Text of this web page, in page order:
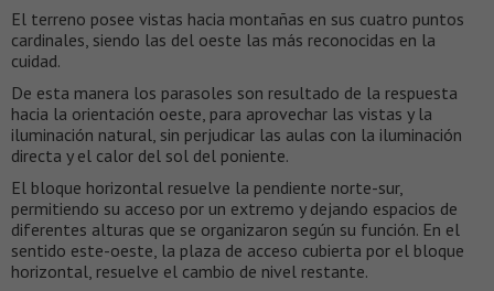
El terreno posee vistas hacia montañas en sus cuatro puntos
cardinales, siendo las del oeste las más reconocidas en la
cuidad.
De esta manera los parasoles son resultado de la respuesta
hacia la orientación oeste, para aprovechar las vistas y la
iluminación natural, sin perjudicar las aulas con la iluminación
directa y el calor del sol del poniente.
El bloque horizontal resuelve la pendiente norte-sur,
permitiendo su acceso por un extremo y dejando espacios de
diferentes alturas que se organizaron según su función. En el
sentido este-oeste, la plaza de acceso cubierta por el bloque
horizontal, resuelve el cambio de nivel restante.